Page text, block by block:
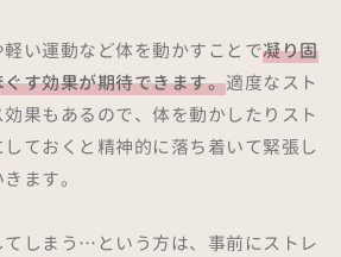
い運動など体を動かすことで凝り固
す効果が期待できます。適度なスト
果もあるので、体を動かしたりスト
ておくと精神的に落ち着いて緊張し
ます。
しまう…という方は、事前にストレ